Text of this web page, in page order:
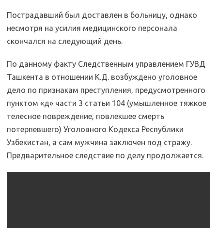
Пострадавший был доставлен в больницу, однако
несмотря на усилия медицинского персонала
скончался на следующий день.
По данному факту Следственным управлением ГУВД
Ташкента в отношении К.Д. возбуждено уголовное
дело по признакам преступления, предусмотренного
пунктом «д» части 3 статьи 104 (умышленное тяжкое
телесное повреждение, повлекшее смерть
потерпевшего) Уголовного Кодекса Республики
Узбекистан, а сам мужчина заключен под стражу.
Предварительное следствие по делу продолжается.